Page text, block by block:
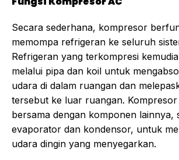
Secara sederhana, kompresor
memompa refrigeran ke seluruh
Refrigeran yang terkompresi
melalui pipa dan koil untuk
udara di dalam ruangan dan
tersebut ke luar ruangan.
bersama dengan komponen lainnya,
evaporator dan kondensor, untuk
udara dingin yang menyegarkan.